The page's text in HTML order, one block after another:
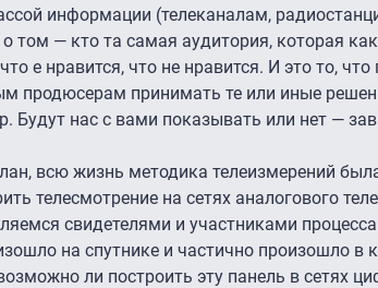
информации (телеканалам,
том — кто та самая аудитория, которая как
е нравится, что не нравится. И это то,
продюсерам принимать те или иные
Будут нас с вами показывать или нет —
всю жизнь методика телеизмерений
телесмотрение на сетях аналогового
свидетелями и участниками
на спутнике и частично произошло в
ли построить эту панель в сетях